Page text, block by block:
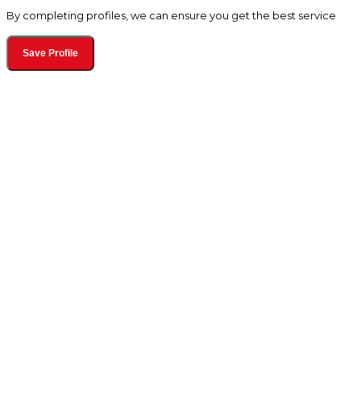
By completing profiles, we can ensure you get the best service
Save Profile